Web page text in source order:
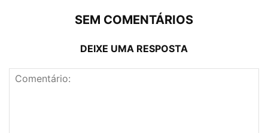
O texto foi útil?
Sim